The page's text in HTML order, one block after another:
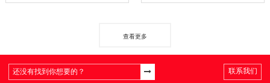
查看更多
联系我们